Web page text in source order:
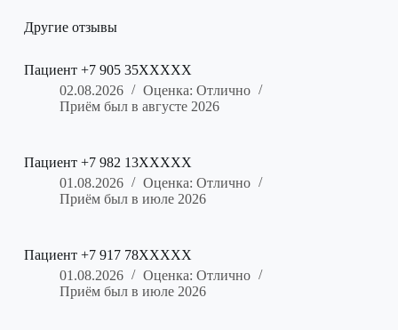
Другие отзывы
Пациент +7 905 35XXXXX
02.08.2026
Оценка: Отлично
Приём был в августе 2026
Пациент +7 982 13XXXXX
01.08.2026
Оценка: Отлично
Приём был в июле 2026
Пациент +7 917 78XXXXX
01.08.2026
Оценка: Отлично
Приём был в июле 2026